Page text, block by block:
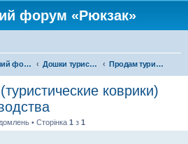
форум «Рюкзак»
Туристичний форум «Рюкзак» Дошки туристичних оголошень Продам туристичне спорядження
коврики)
• Сторінка 1 з 1